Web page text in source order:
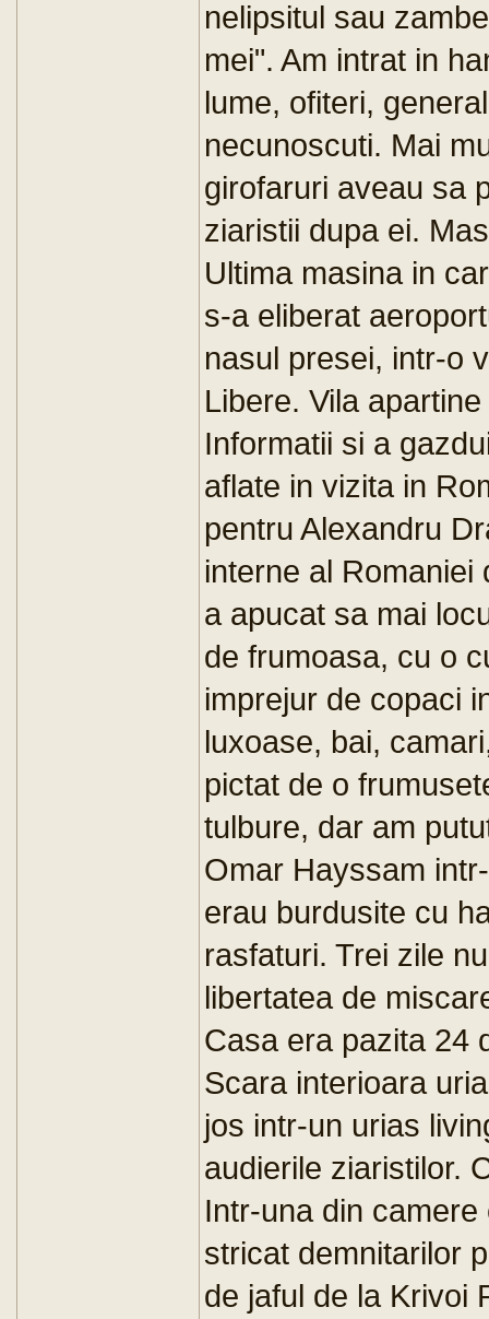
nelipsitul sau
mei". Am intrat in
lume, ofiteri,
necunoscuti. Mai
girofaruri aveau sa
ziaristii dupa ei.
Ultima masina in
s-a eliberat
nasul presei, intr-o
Libere. Vila
Informatii si a
aflate in vizita in
pentru Alexandru
interne al Romaniei
a apucat sa mai
de frumoasa, cu o
imprejur de copaci
luxoase, bai,
pictat de o
tulbure, dar am
Omar Hayssam
erau burdusite cu
rasfaturi. Trei zile
libertatea de
Casa era pazita 24
Scara interioara
jos intr-un urias
audierile ziaristilor.
Intr-una din
stricat demnitarilor
de jaful de la Krivoi